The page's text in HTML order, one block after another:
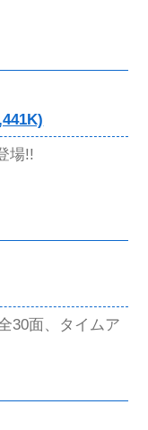
場!!
30面、タイムア